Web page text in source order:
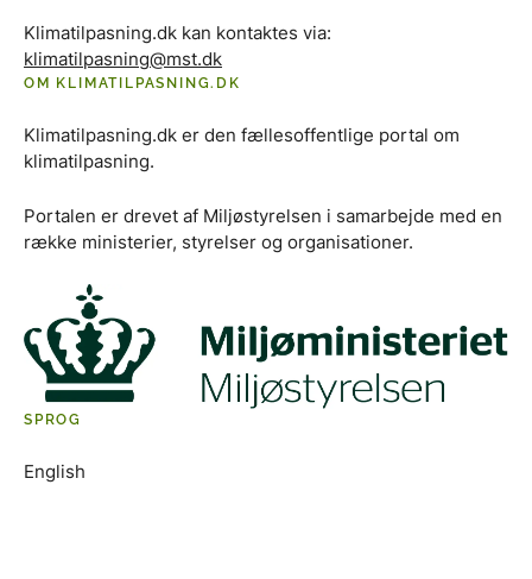
Klimatilpasning.dk kan kontaktes via:
klimatilpasning@mst.dk
OM KLIMATILPASNING.DK
Klimatilpasning.dk er den fællesoffentlige portal om
klimatilpasning.
Portalen er drevet af Miljøstyrelsen i samarbejde med en
række ministerier, styrelser og organisationer.
SPROG
English